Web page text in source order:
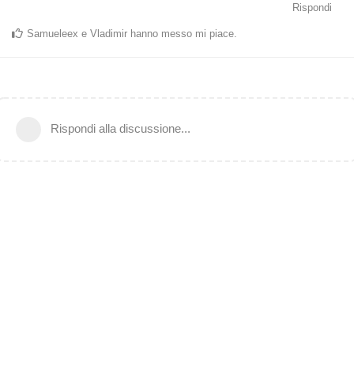
Rispondi
Samueleex e Vladimir hanno messo mi piace
Rispondi alla discussione...